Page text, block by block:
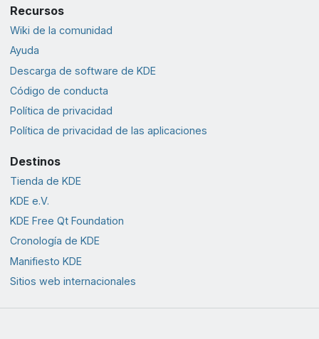
Recursos
Wiki de la comunidad
Ayuda
Descarga de software de KDE
Código de conducta
Política de privacidad
Política de privacidad de las aplicaciones
Destinos
Tienda de KDE
KDE e.V.
KDE Free Qt Foundation
Cronología de KDE
Manifiesto KDE
Sitios web internacionales